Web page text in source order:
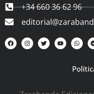
+34 660 36 62 96